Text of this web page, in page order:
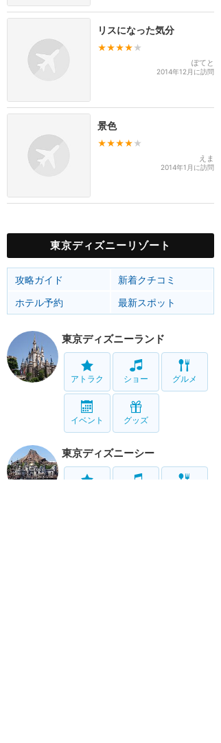
リスになった気分
★★★★ ★
ぽてと
2014年12月に訪問
景色
★★★★ ★
えま
2014年1月に訪問
東京ディズニーリゾート
攻略ガイド
新着クチコミ
ホテル予約
最新スポット
東京ディズニーランド
アトラク ショー グルメ
イベント グッズ
東京ディズニーシー